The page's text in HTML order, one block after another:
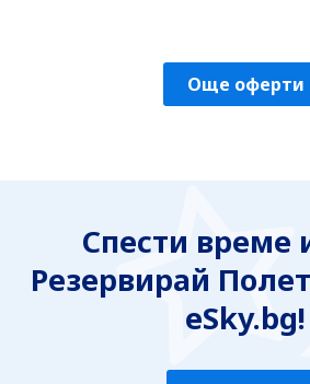
Още оферти
Спести време
Резервирай
eSky.bg!